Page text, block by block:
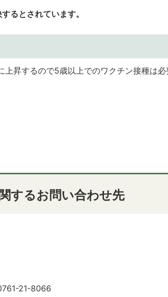
るとされています。
上昇するので5歳以上でのワクチン接種は必
するお問い合わせ先
21-8066